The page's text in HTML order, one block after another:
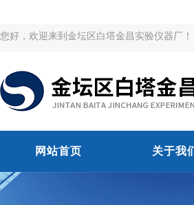
您好，欢迎来到金坛区白塔金昌实验仪器厂！
网站首页 关于我